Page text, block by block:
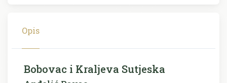
Opis
Bobovac i Kraljeva Sutjeska